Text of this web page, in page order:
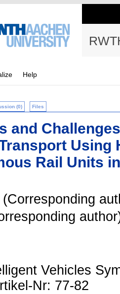
Help
(0) Files
and
Using
Rail Units
(Corresponding
Vehicles
Nr: 77-82